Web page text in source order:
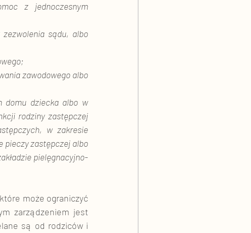
z jednoczesnym
sądu, albo
rodziny zastępczej
w zakresie
pieczy zastępczej albo
pielęgnacyjno-
może ograniczyć
zarządzeniem jest
są od rodziców i